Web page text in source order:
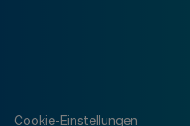
Cookie-Einstellungen